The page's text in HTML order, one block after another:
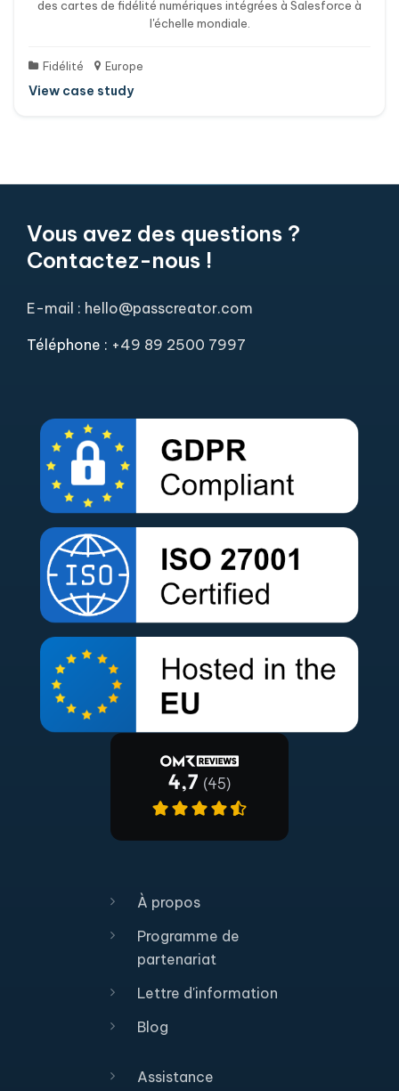
des cartes de fidélité numériques intégrées à Salesforce à
l'échelle mondiale.
Fidélité Europe
View case study
Vous avez des questions ?
Contactez-nous !
E-mail : hello@passcreator.com
Téléphone : +49 89 2500 7997
À propos
Programme de
partenariat
Lettre d'information
Blog
Assistance